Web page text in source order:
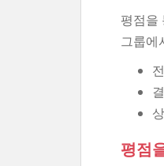
평점을
그룹에
평점